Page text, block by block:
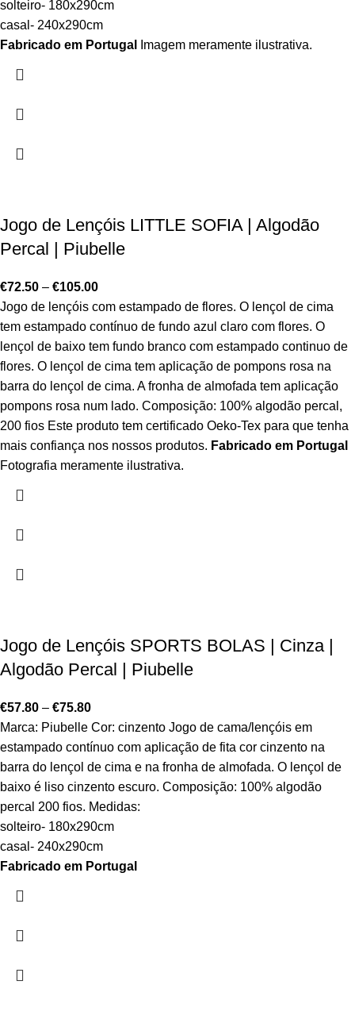
solteiro- 180x290cm
casal- 240x290cm
Fabricado em Portugal
Imagem meramente ilustrativa.
Jogo de Lençóis LITTLE SOFIA | Algodão
Percal | Piubelle
€72.50 – €105.00
Jogo de lençóis com estampado de flores. O lençol de cima
tem estampado contínuo de fundo azul claro com flores. O
lençol de baixo tem fundo branco com estampado continuo de
flores. O lençol de cima tem aplicação de pompons rosa na
barra do lençol de cima. A fronha de almofada tem aplicação
pompons rosa num lado. Composição: 100% algodão percal,
200 fios Este produto tem certificado Oeko-Tex para que tenha
mais confiança nos nossos produtos. Fabricado em Portugal
Fotografia meramente ilustrativa.
Jogo de Lençóis SPORTS BOLAS | Cinza |
Algodão Percal | Piubelle
€57.80 – €75.80
Marca: Piubelle Cor: cinzento Jogo de cama/lençóis em
estampado contínuo com aplicação de fita cor cinzento na
barra do lençol de cima e na fronha de almofada. O lençol de
baixo é liso cinzento escuro. Composição: 100% algodão
percal 200 fios. Medidas:
solteiro- 180x290cm
casal- 240x290cm
Fabricado em Portugal